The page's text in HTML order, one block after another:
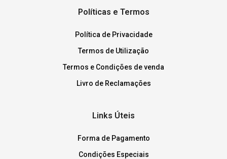
Políticas e Termos
Política de Privacidade
Termos de Utilização
Termos e Condições de venda
Livro de Reclamações
Links Úteis
Forma de Pagamento
Condições Especiais